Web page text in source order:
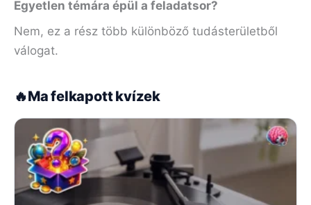
Egyetlen témára épül a feladatsor?
Nem, ez a rész több különböző tudásterületből
válogat.
🔥Ma felkapott kvízek